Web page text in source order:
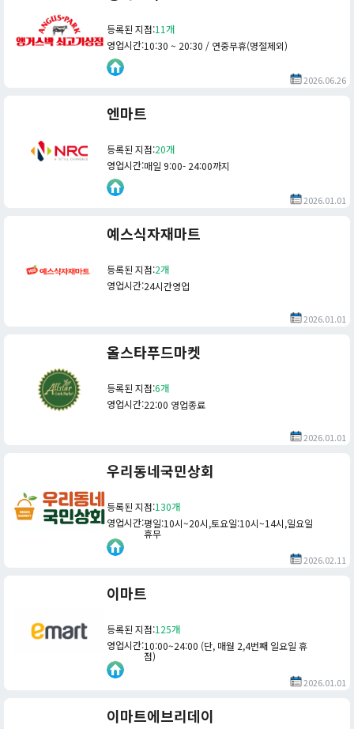
등록된 지점:11개
영업시간:10:30 ~ 20:30 / 연중무휴(명절제외)
2026.06.26
엔마트
등록된 지점:20개
영업시간:매일 9:00- 24:00까지
2026.01.01
예스식자재마트
등록된 지점:2개
영업시간:24시간영업
2026.01.01
올스타푸드마켓
등록된 지점:6개
영업시간:22:00 영업종료
2026.01.01
우리동네국민상회
등록된 지점:130개
영업시간:평일:10시~20시,토요일:10시~14시,일요일
휴무
2026.02.11
이마트
등록된 지점:125개
영업시간:10:00~24:00 (단, 매월 2,4번째 일요일 휴
점)
2026.01.01
이마트에브리데이